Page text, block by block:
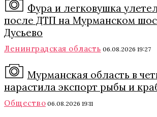
Фура и легковушка
после ДТП на Мурманском
Дусьево
Ленинградская область 06.08.2026 19:27
Мурманская область в
нарастила экспорт рыбы и
Общество 06.08.2026 19:11